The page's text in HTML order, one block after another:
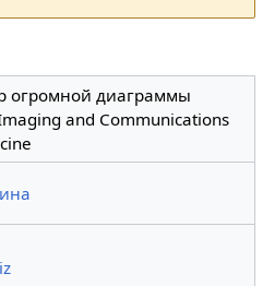
огромной диаграммы
and Communications